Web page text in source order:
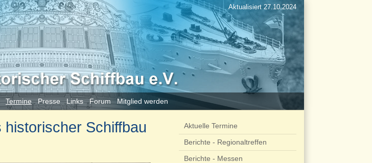
Termine Presse Links Forum Mitglied werden
Aktualisiert 27.10.2024
Schiffbau
Aktuelle Termine
Berichte - Regionaltreffen
Berichte - Messen